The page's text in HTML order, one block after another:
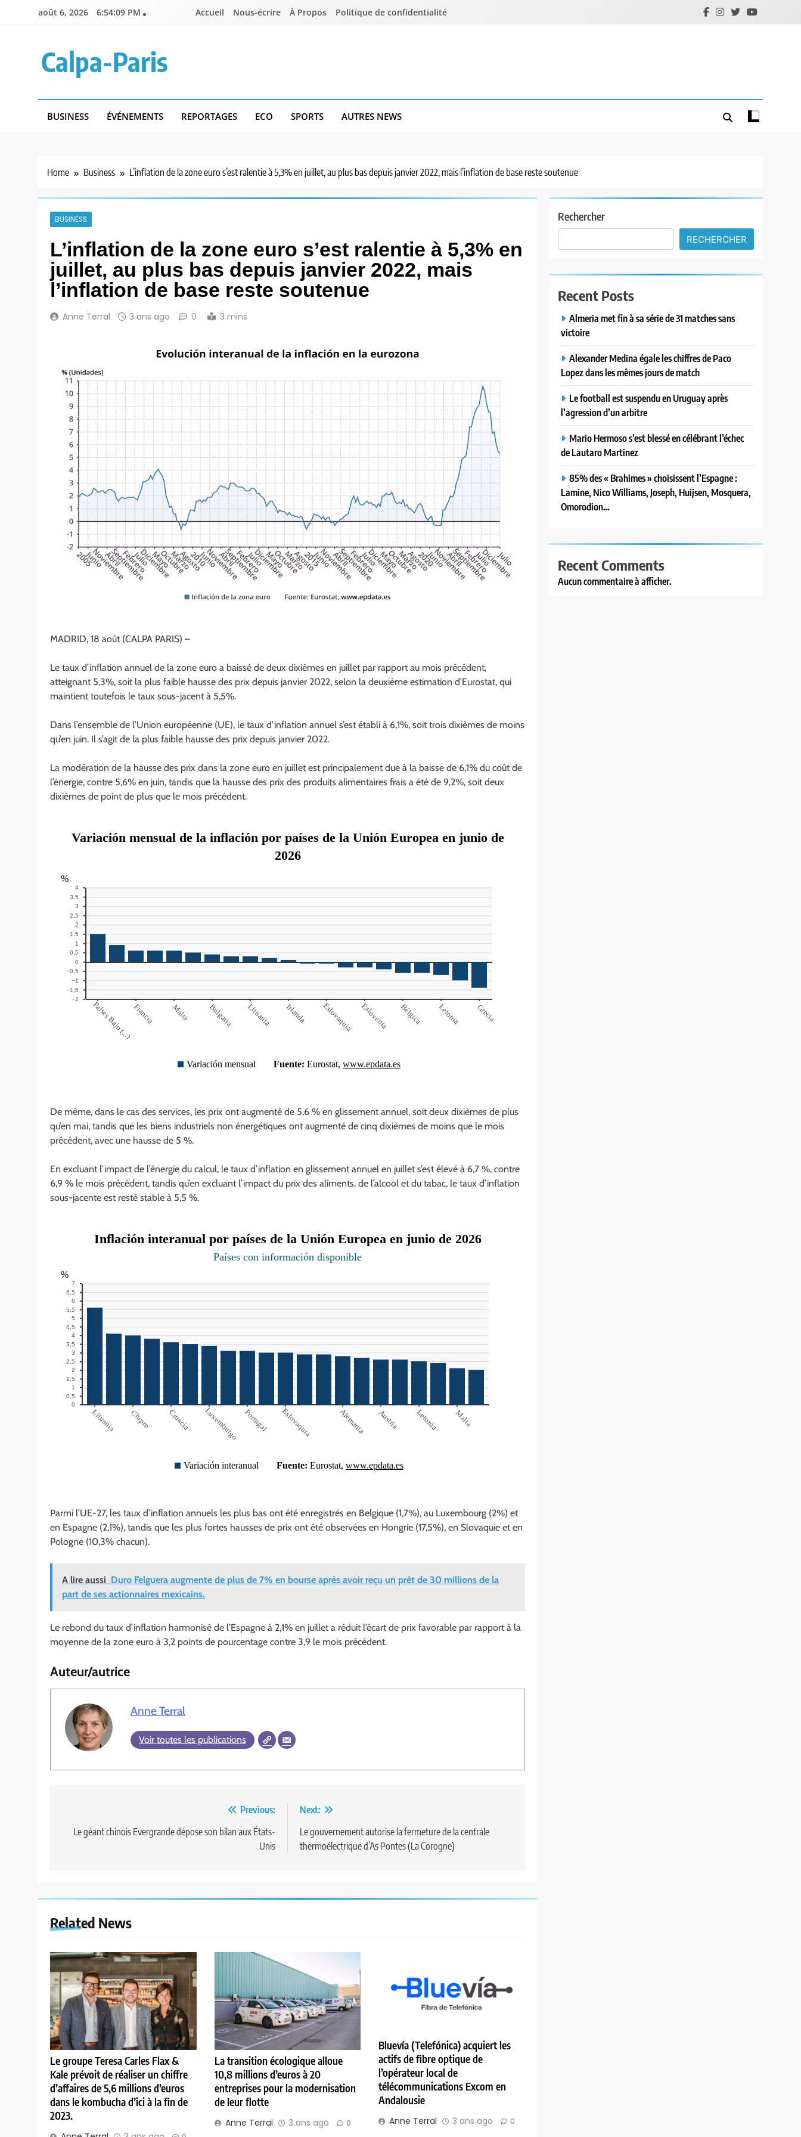
août 6, 2026 6:54:10 PM Accueil Nous-écrire À Propos Politique de confidentialité
Calpa-Paris
BUSINESS ÉVÉNEMENTS REPORTAGES ECO SPORTS AUTRES NEWS
Home Business L’inflation de la zone euro s’est ralentie à 5,3% en juillet, au plus bas depuis janvier 2022, mais l’inflation de base reste soutenue
BUSINESS
L’inflation de la zone euro s’est ralentie à 5,3% en
juillet, au plus bas depuis janvier 2022, mais
l’inflation de base reste soutenue
Anne Terral 3 ans ago 0 3 mins
MADRID, 18 août (CALPA PARIS) –
Le taux d’inflation annuel de la zone euro a baissé de deux dixièmes en juillet par rapport au mois précédent,
atteignant 5,3%, soit la plus faible hausse des prix depuis janvier 2022, selon la deuxième estimation d’Eurostat, qui
maintient toutefois le taux sous-jacent à 5,5%.
Dans l’ensemble de l’Union européenne (UE), le taux d’inflation annuel s’est établi à 6,1%, soit trois dixièmes de moins
qu’en juin. Il s’agit de la plus faible hausse des prix depuis janvier 2022.
La modération de la hausse des prix dans la zone euro en juillet est principalement due à la baisse de 6,1% du coût de
l’énergie, contre 5,6% en juin, tandis que la hausse des prix des produits alimentaires frais a été de 9,2%, soit deux
dixièmes de point de plus que le mois précédent.
De même, dans le cas des services, les prix ont augmenté de 5,6 % en glissement annuel, soit deux dixièmes de plus
qu’en mai, tandis que les biens industriels non énergétiques ont augmenté de cinq dixièmes de moins que le mois
précédent, avec une hausse de 5 %.
En excluant l’impact de l’énergie du calcul, le taux d’inflation en glissement annuel en juillet s’est élevé à 6,7 %, contre
6,9 % le mois précédent, tandis qu’en excluant l’impact du prix des aliments, de l’alcool et du tabac, le taux d’inflation
sous-jacente est resté stable à 5,5 %.
Parmi l’UE-27, les taux d’inflation annuels les plus bas ont été enregistrés en Belgique (1,7%), au Luxembourg (2%) et
en Espagne (2,1%), tandis que les plus fortes hausses de prix ont été observées en Hongrie (17,5%), en Slovaquie et en
Pologne (10,3% chacun).
A lire aussi Duro Felguera augmente de plus de 7% en bourse après avoir reçu un prêt de 30 millions de la
part de ses actionnaires mexicains.
Le rebond du taux d’inflation harmonisé de l’Espagne à 2,1% en juillet a réduit l’écart de prix favorable par rapport à la
moyenne de la zone euro à 3,2 points de pourcentage contre 3,9 le mois précédent.
Auteur/autrice
Anne Terral
Voir toutes les publications
de
Previous:
Le géant chinois Evergrande dépose son bilan aux États-
Unis
Next:
Le gouvernement autorise la fermeture de la centrale
thermoélectrique d’As Pontes (La Corogne)
Related News
Le groupe Teresa Carles Flax &
Kale prévoit de réaliser un chiffre
d’affaires de 5,6 millions d’euros
dans le kombucha d’ici à la fin de
2023.
La transition écologique alloue
10,8 millions d’euros à 20
entreprises pour la modernisation
de leur flotte
Anne Terral 3 ans ago 0
Bluevía (Telefónica) acquiert les
actifs de fibre optique de
l’opérateur local de
télécommunications Excom en
Andalousie
Anne Terral 3 ans ago 0
Rechercher
RECHERCHER
Recent Posts
Almeria met fin à sa série de 31 matches sans
victoire
Alexander Medina égale les chiffres de Paco
Lopez dans les mêmes jours de match
Le football est suspendu en Uruguay après
l’agression d’un arbitre
Mario Hermoso s’est blessé en célébrant l’échec
de Lautaro Martinez
85% des « Brahimes » choisissent l’Espagne :
Lamine, Nico Williams, Joseph, Huijsen, Mosquera,
Omorodion…
Recent Comments
Aucun commentaire à afficher.